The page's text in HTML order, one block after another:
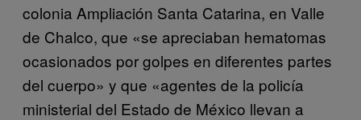
colonia Ampliación Santa Catarina, en Valle
de Chalco, que «se apreciaban hematomas
ocasionados por golpes en diferentes partes
del cuerpo» y que «agentes de la policía
ministerial del Estado de México llevan a